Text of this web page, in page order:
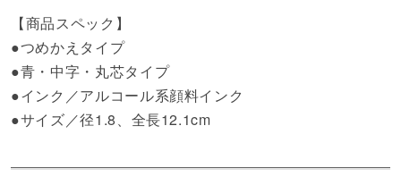
【商品スペック】
●つめかえタイプ
●青・中字・丸芯タイプ
●インク／アルコール系顔料インク
●サイズ／径1.8、全長12.1cm